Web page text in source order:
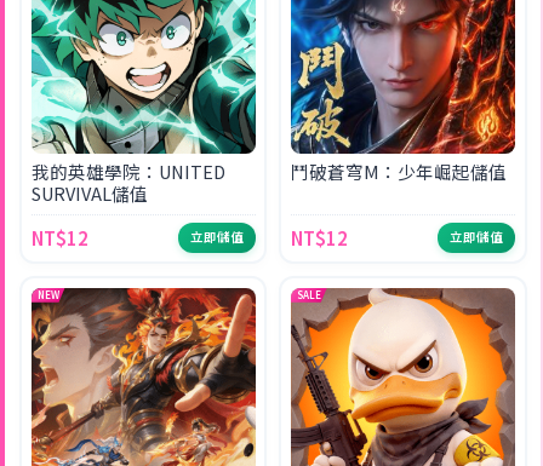
我的英雄學院：UNITED
SURVIVAL儲值
NT$12
立即儲值
鬥破蒼穹M：少年崛起儲值
NT$12 立即儲值
NEW SALE